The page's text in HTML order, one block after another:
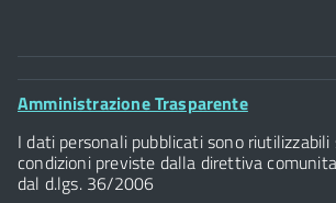
Comune di Firenze
Palazzo Vecchio
Piazza della Signoria - 50122, Firenze
P.IVA 01307110484
Footer
Amministrazione Trasparente
I dati personali pubblicati sono riutilizzabili
condizioni previste dalla direttiva
dal d.lgs. 36/2006